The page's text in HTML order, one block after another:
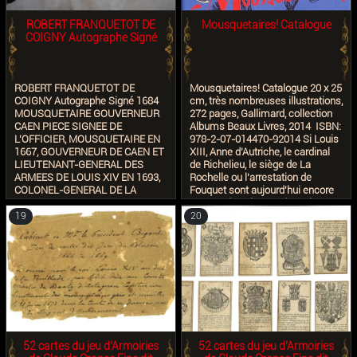
всю жизнь мою я останусь
Вашим смиреннейшим и
послушнейшим слугою.
Д'Артаньян"
ROBERT FRANQUETOT DE
COIGNY Autographe Signé
ROBERT FRANQUETOT DE
COIGNY Autographe Signé 1684
MOUSQUETAIRE GOUVERNEUR
CAEN PIECE SIGNEE DE
L'OFFICIER, MOUSQUETAIRE EN
1667, GOUVERNEUR DE CAEN ET
LIEUTENANT-GENERAL DES
ARMEES DE LOUIS XIV EN 1693,
COLONEL-GENERAL DE LA
CAVALERIE, PARTICIPA A LA
GUERRE DE SUCCESSION
D'ESPAGNE LORS DE LAQUELLE
IL MOURUT, FUT LE PERE DU
FUTUR MARECHAL DE FRANCE...
ROBERT JEAN ANTOINE
FRANQUETOT COMTE DE
COIGNY (1652-1704) PIECE
DATEE DU 14 SEPTEMBRE 1684
SITUEE "AU CAMP DE DENS"
COMME "COLONEL DU
REGIMENT ROYAL ESTRANGER
Mousquetaires! Catalogue
Mousquetaires! Catalogue 20 x 25
cm, très nombreuses illustrations,
272 pages, Gallimard, collection
Albums Beaux Livres, 2014 ISBN:
978-2-07-014470-92014 Si Louis
XIII, Anne d'Autriche, le cardinal
de Richelieu, le siège de La
Rochelle ou l'arrestation de
Fouquet sont aujourd'hui encore
connus dans le monde entier,
c'est d'abord grâce au génie de
romancier d'Alexandre Dumas qui
a élevé ces personnages et ces
moments de l'histoire de France
au rang de mythes planétaires.
Objet de toutes sortes
d'interprétations et d'adaptations,
littéraires, théâtrales, ludiques ou
cinématographiques, l'épopée
des mousquetaires est pourtant,
avant tout, historique. Du corps
52 cartes du jeu d’Armoiries
19
52 cartes du jeu d’Armoiries
20